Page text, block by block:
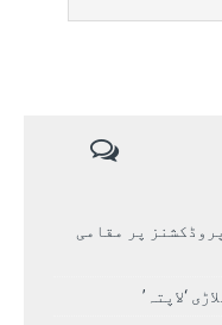
پر مقامی
‘لاپتہ’